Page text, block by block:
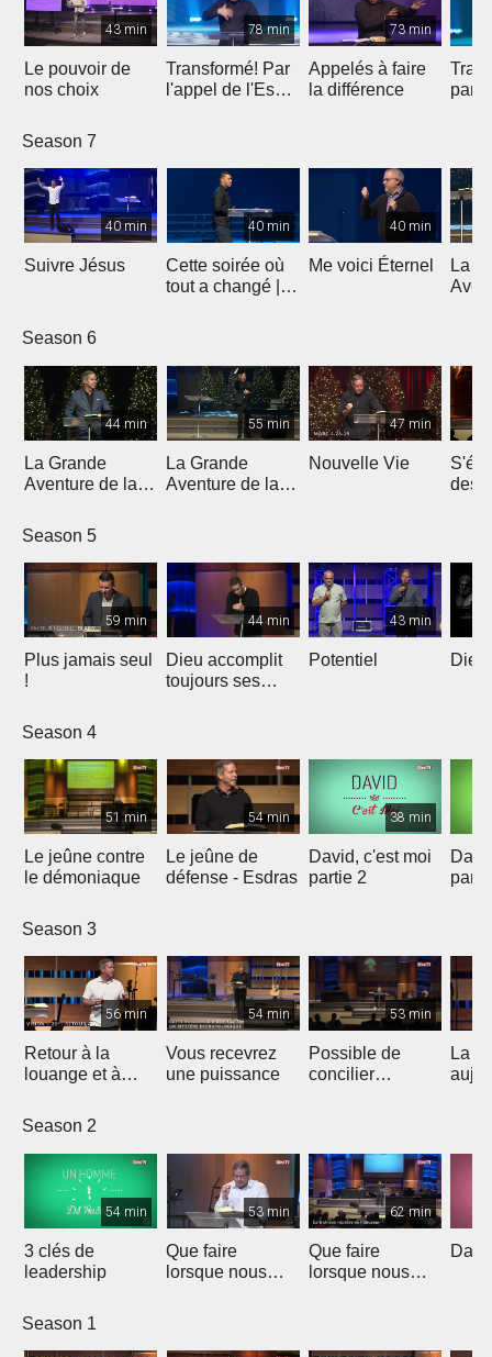
43 min
Le pouvoir de
nos choix
78 min
Transformé! Par
l'appel de l'Esprit
73 min
Appelés à faire
la différence
Season 7
40 min
Suivre Jésus
40 min
Cette soirée où
tout a changé |
40 min
Me voici Éternel
La
Season 6
44 min
La Grande
Aventure de la
4
55 min
La Grande
Aventure de la
47 min
Nouvelle Vie
Season 5
59 min
Plus jamais seul
!
44 min
Dieu accomplit
toujours ses
43 min
Potentiel Dieu
Season 4
51 min
Le jeûne contre
le démoniaque
54 min
Le jeûne de
défense - Esdras
38 min
David, c'est moi
partie 2
Season 3
56 min
Retour à la
louange et à
ouvrent les
portes des
prison
54 min
Vous recevrez
une puissance
53 min
Possible de
concilier
La
Season 2
54 min
3 clés de
leadership
53 min
Que faire
lorsque nous
62 min
Que faire
lorsque nous
Season 1